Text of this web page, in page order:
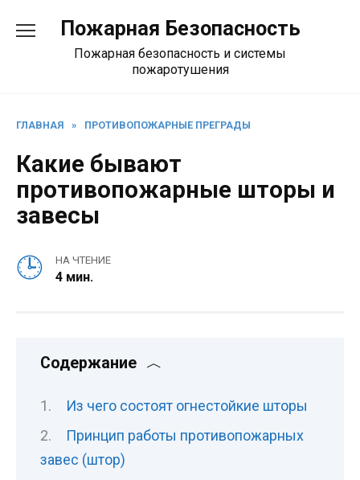
содержанию
Пожарная Безопасность
Пожарная безопасность и системы
пожаротушения
ГЛАВНАЯ » ПРОТИВОПОЖАРНЫЕ ПРЕГРАДЫ
Какие бывают
противопожарные шторы и
завесы
НА ЧТЕНИЕ
4 мин.
Содержание
Из чего состоят огнестойкие шторы
Принцип работы противопожарных
завес (штор)